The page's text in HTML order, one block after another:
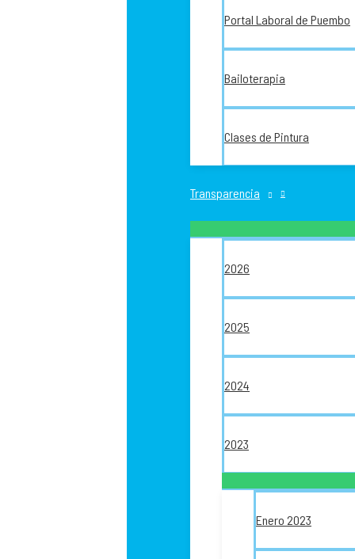
Portal Laboral de Puembo
Bailoterapia
Clases de Pintura
Transparencia
2026
2025
2024
2023
Enero 2023